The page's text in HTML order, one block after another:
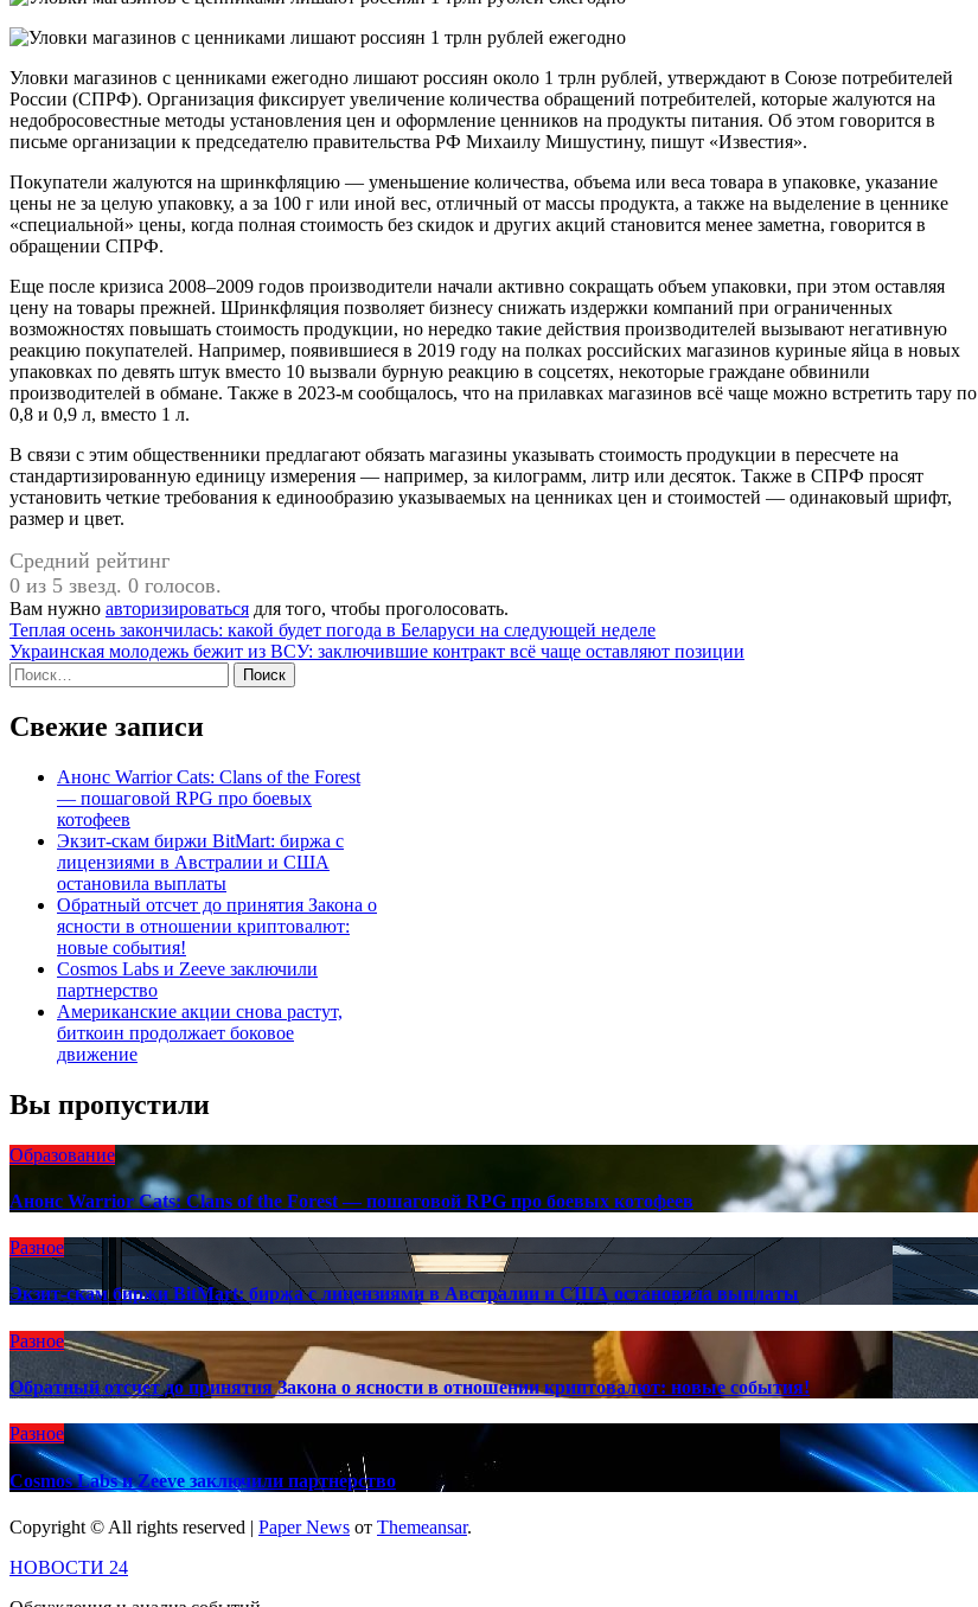
Уловки магазинов с ценниками ежегодно лишают россиян около 1 трлн рублей, утверждают в Союзе потребителей
России (СПРФ). Организация фиксирует увеличение количества обращений потребителей, которые жалуются на
недобросовестные методы установления цен и оформление ценников на продукты питания. Об этом говорится в
письме организации к председателю правительства РФ Михаилу Мишустину, пишут «Известия».
Покупатели жалуются на шринкфляцию — уменьшение количества, объема или веса товара в упаковке, указание
цены не за целую упаковку, а за 100 г или иной вес, отличный от массы продукта, а также на выделение в ценнике
«специальной» цены, когда полная стоимость без скидок и других акций становится менее заметна, говорится в
обращении СПРФ.
Еще после кризиса 2008–2009 годов производители начали активно сокращать объем упаковки, при этом оставляя
цену на товары прежней. Шринкфляция позволяет бизнесу снижать издержки компаний при ограниченных
возможностях повышать стоимость продукции, но нередко такие действия производителей вызывают негативную
реакцию покупателей. Например, появившиеся в 2019 году на полках российских магазинов куриные яйца в новых
упаковках по девять штук вместо 10 вызвали бурную реакцию в соцсетях, некоторые граждане обвинили
производителей в обмане. Также в 2023-м сообщалось, что на прилавках магазинов всё чаще можно встретить тару по
0,8 и 0,9 л, вместо 1 л.
В связи с этим общественники предлагают обязать магазины указывать стоимость продукции в пересчете на
стандартизированную единицу измерения — например, за килограмм, литр или десяток. Также в СПРФ просят
установить четкие требования к единообразию указываемых на ценниках цен и стоимостей — одинаковый шрифт,
размер и цвет.
Средний рейтинг
0 из 5 звезд. 0 голосов.
Вам нужно авторизироваться для того, чтобы проголосовать.
Навигация
по
записям
Теплая осень закончилась: какой будет погода в Беларуси на следующей неделе
Украинская молодежь бежит из ВСУ: заключившие контракт всё чаще оставляют позиции
Найти:
Свежие записи
Анонс Warrior Cats: Clans of the Forest
— пошаговой RPG про боевых
котофеев
Экзит-скам биржи BitMart: биржа с
лицензиями в Австралии и США
остановила выплаты
Обратный отсчет до принятия Закона о
ясности в отношении криптовалют:
новые события!
Cosmos Labs и Zeeve заключили
партнерство
Американские акции снова растут,
биткоин продолжает боковое
движение
Вы пропустили
Образование
Анонс Warrior Cats: Clans of the Forest — пошаговой RPG про боевых котофеев
Разное
Экзит-скам биржи BitMart: биржа с лицензиями в Австралии и США остановила выплаты
Разное
Обратный отсчет до принятия Закона о ясности в отношении криптовалют: новые события!
Разное
Cosmos Labs и Zeeve заключили партнерство
Copyright © All rights reserved | Paper News от Themeansar.
НОВОСТИ 24